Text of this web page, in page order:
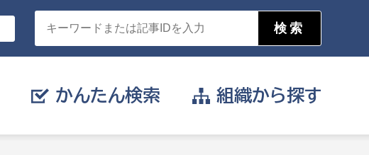
かんたん検索 組織から探す